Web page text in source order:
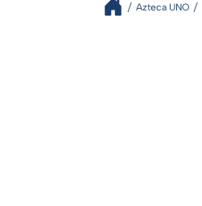
Azteca UNO